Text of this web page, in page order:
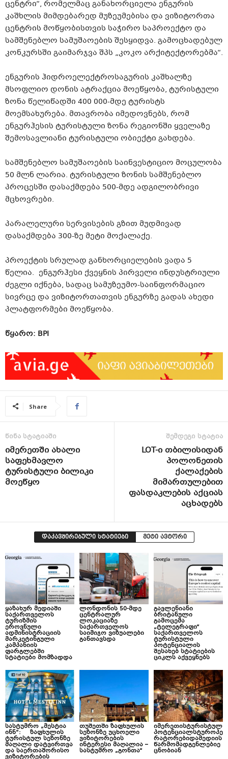
ცენტრი“, რომელმაც განახორციელა ენგურის
კაშხლის მიმდებარედ მუზეუმებისა და ვიზიტორთა
ცენტრის მოწყობისთვის საჭირო საპროექტო და
სამშენებლო სამუშაოების შესყიდვა. გამოცხადებულ
კონკურსში გაიმარჯვა შპს „კოკო არქიტექტორებმა“.
ენგურის ჰიდროელექტროსაგურის კაშხალზე
მსოფლიო დონის ატრაქცია მოეწყობა, ტურისტული
ზონა წელიწადში 400 000-მდე ტურისტს
მოემსახურება. მთავრობა იმედოვნებს, რომ
ენგურჰესის ტურისტული ზონა რეგიონში ყველაზე
შემოსავლიანი ტურისტული ობიექტი გახდება.
სამშენებლო სამუშაოების საინვესტიციო მოცულობა
50 მლნ ლარია. ტურისტული ზონის სამშენებლო
პროცესში დასაქმდება 500-მდე ადგილობრივი
მცხოვრები.
პარალელური სერვისების გზით მუდმივად
დასაქმდება 300-ზე მეტი მოქალაქე.
პროექტის სრულად განხორციელების ვადა 5
წელია. ენგურჰესი ქვეყნის პირველი ინდუსტრიული
ძეგლი იქნება, სადაც სამუზეუმო-საინფორმაციო
სივრცე და ვიზიტორთათვის ენგურზე გადას ახედი
პლატფორმები მოეწყობა.
წყარო: BPI
Share
წინა სტატიაში
იმერეთში ახალი
საფეხმავლო
ტურისტული ბილიკი
მოეწყო
შემდეგი სტატია
LOT-ი თბილისიდან
პოლონეთის
ქალაქების
მიმართულებით
ფასდაკლების აქციას
აცხადებს
დაკავშირებული სტატიები მეტი ავტორი
ყაზახურ მედიაში
საქართველოს
ტურიზმის
ეროვნული
ადმინისტრაციის
მარკეტინგული
კამპანიის
ფარგლებში
სტატიები მომზადდა
ლონდონის 50-მდე
ცენტრალურ
ლოკაციაზე
საქართველოს
საიმიჯო ვიზუალები
განთავსდა
გავლენიანი
ბრიტანული
გამოცემა
„ტელეგრაფი“
საქართველოს
ტურისტული
პოტენციალის
შესახებ სტატიების
ციკლს აქვეყნებს
სასტუმრო „მესტია
ინნ“: ზაფხულის
ტურისტულ სეზონზე
მაღალი დატვირთვა
და საერთაშორისო
ვიზიტორების
თუშეთში ზაფხულის
სეზონზე უცხოელი
ვიზიტორების
ინტერესი მაღალია –
სასტუმრო „გონთა“
იმერეთისტურისტულ
პოტენციალსტუროპე
რატორებიდამედიის
წარმომადგენლებიე
ცნობიან